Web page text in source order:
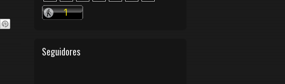
Seguidores